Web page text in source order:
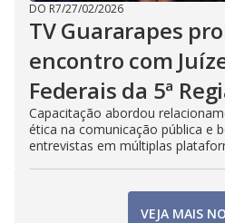
DO R7/27/02/2026
TV Guararapes
encontro com
Federais da 5ª
Capacitação abordou
ética na comunicação pública e
entrevistas em múltiplas
VEJA MAIS